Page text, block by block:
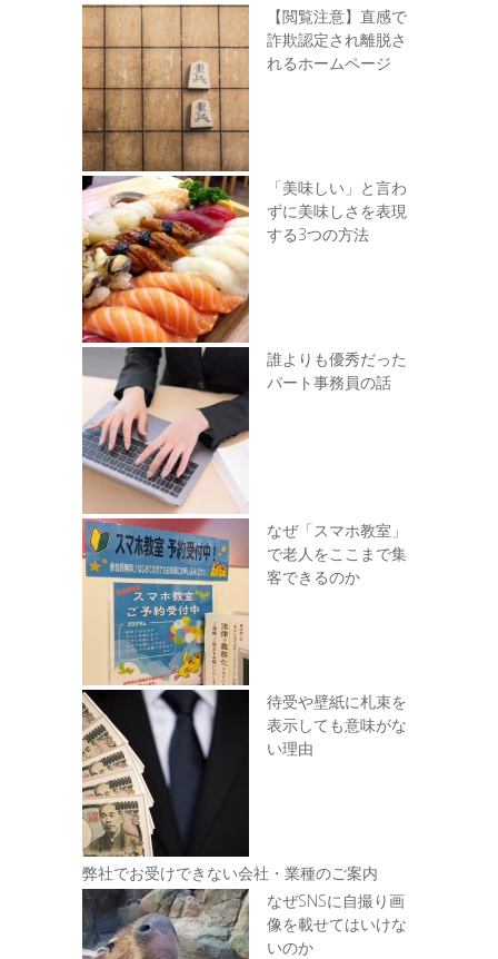
【閲覧注意】直感で
詐欺認定され離脱さ
れるホームページ
「美味しい」と言わ
ずに美味しさを表現
する3つの方法
誰よりも優秀だった
パート事務員の話
なぜ「スマホ教室」
で老人をここまで集
客できるのか
待受や壁紙に札束を
表示しても意味がな
い理由
弊社でお受けできない会社・業種のご案内
なぜSNSに自撮り画
像を載せてはいけな
いのか